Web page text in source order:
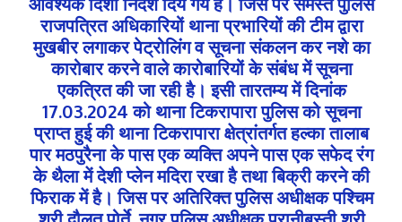
राजपत्रित अधिकारियों थाना प्रभारियों की टीम द्वारा
मुखबीर लगाकर पेट्रोलिंग व सूचना संकलन कर नशे का
कारोबार करने वाले कारोबारियों के संबंध में सूचना
एकत्रित की जा रही है। इसी तारतम्य में दिनांक
17.03.2024 को थाना टिकरापारा पुलिस को सूचना
प्राप्त हुई की थाना टिकरापारा क्षेत्रांतर्गत हल्का तालाब
पार मठपुरैना के पास एक व्यक्ति अपने पास एक सफेद रंग
के थैला में देशी प्लेन मदिरा रखा है तथा बिक्री करने की
फिराक में है। जिस पर अतिरिक्त पुलिस अधीक्षक पश्चिम